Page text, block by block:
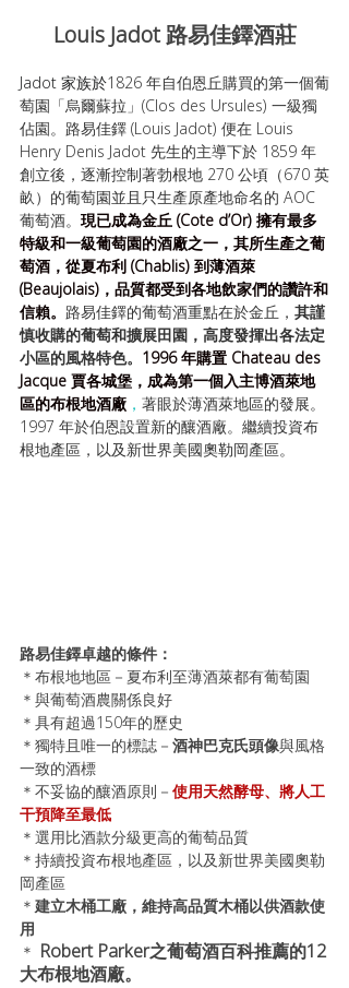
Louis Jadot 路易佳鐸酒莊
Jadot 家族於1826 年自伯恩丘購買的第一個葡
萄園「烏爾蘇拉」(Clos des Ursules) 一級獨
佔園。路易佳鐸 (Louis Jadot) 便在 Louis
Henry Denis Jadot 先生的主導下於 1859 年
創立後，逐漸控制著勃根地 270 公頃（670 英
畝）的葡萄園並且只生產原產地命名的 AOC
葡萄酒。 現已成為金丘 (Cote d’Or) 擁有最多
特級和一級葡萄園的酒廠之一，其所生產之葡
萄酒，從夏布利 (Chablis) 到薄酒萊
(Beaujolais)，品質都受到各地飲家們的讚許和
信賴。 路易佳鐸的葡萄酒重點在於金丘， 其謹
慎收購的葡萄和擴展田園，高度發揮出各法定
小區的風格特色。 1996 年購置 Chateau des
Jacque 賈各城堡，成為第一個入主博酒萊地
區的布根地酒廠 ， 著眼於薄酒萊地區的發展。
1997 年於伯恩設置新的釀酒廠。繼續投資布
根地產區，以及新世界美國奧勒岡產區。
路易佳鐸卓越的條件：
＊布根地地區－夏布利至薄酒萊都有葡萄園
＊與葡萄酒農關係良好
＊具有超過150年的歷史
＊獨特且唯一的標誌－ 酒神巴克氏頭像與風格
一致的酒標
＊不妥協的釀酒原則－ 使用天然酵母、將人工
干預降至最低
＊選用比酒款分級更高的葡萄品質
＊持續投資布根地產區，以及新世界美國奧勒
岡產區
＊ 建立木桶工廠，維持高品質木桶以供酒款使
用
＊ Robert Parker之葡萄酒百科推薦的12
大布根地酒廠。